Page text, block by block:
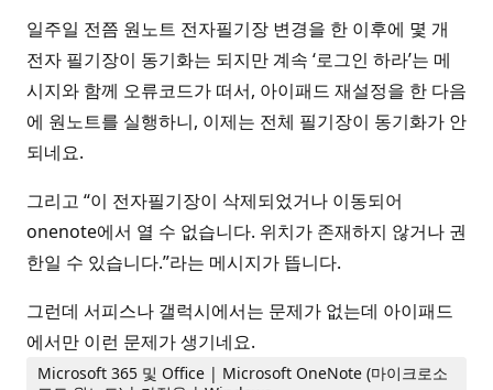
일주일 전쯤 원노트 전자필기장 변경을 한 이후에 몇 개
전자 필기장이 동기화는 되지만 계속 ‘로그인 하라’는 메
시지와 함께 오류코드가 떠서, 아이패드 재설정을 한 다음
에 원노트를 실행하니, 이제는 전체 필기장이 동기화가 안
되네요.
그리고 “이 전자필기장이 삭제되었거나 이동되어
onenote에서 열 수 없습니다. 위치가 존재하지 않거나 권
한일 수 있습니다.”라는 메시지가 뜹니다.
그런데 서피스나 갤럭시에서는 문제가 없는데 아이패드
에서만 이런 문제가 생기네요.
Microsoft 365 및 Office | Microsoft OneNote (마이크로소